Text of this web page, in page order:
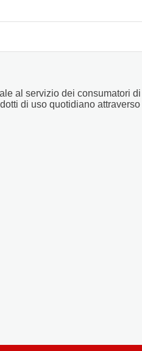
al servizio dei consumatori
di uso quotidiano